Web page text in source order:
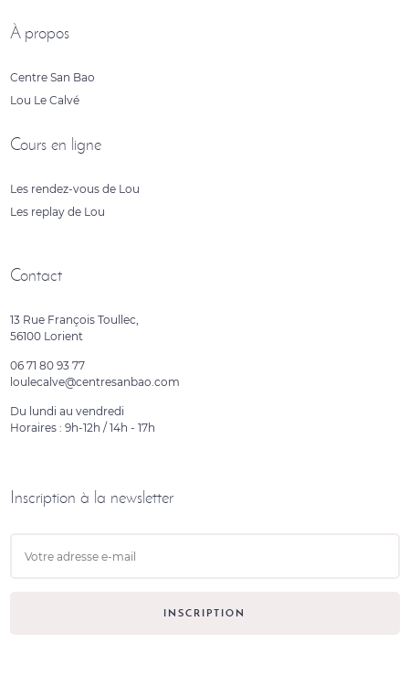
À propos
Centre San Bao
Lou Le Calvé
Cours en ligne
Les rendez-vous de Lou
Les replay de Lou
Contact
13 Rue François Toullec,
56100 Lorient
06 71 80 93 77
loulecalve@centresanbao.com
Du lundi au vendredi
Horaires : 9h-12h / 14h - 17h
Inscription à la newsletter